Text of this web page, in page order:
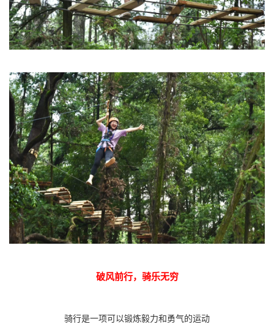
破风前行，骑乐无穷
骑行是一项可以锻炼毅力和勇气的运动